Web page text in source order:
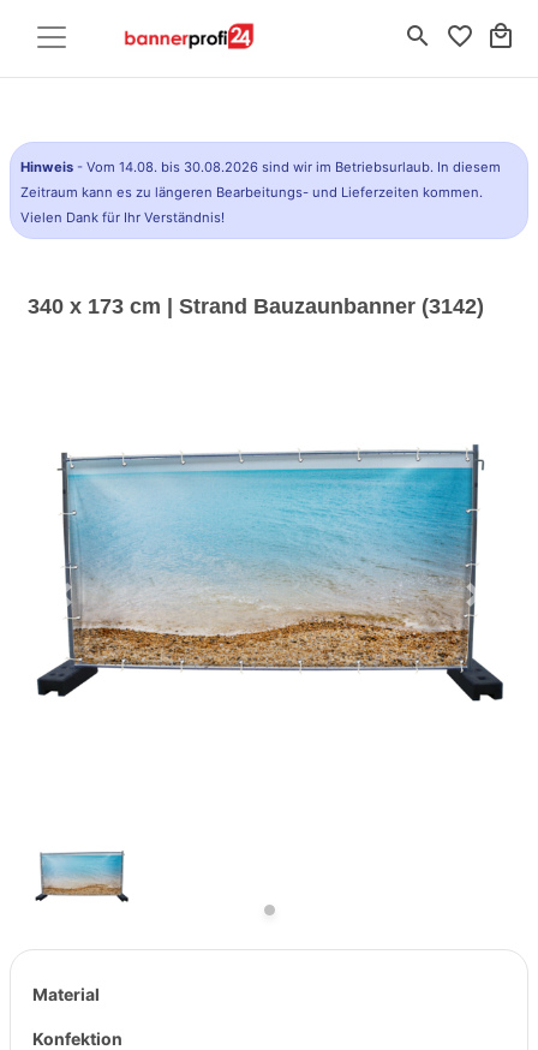
search favorite_border local_mall
Hinweis - Vom 14.08. bis 30.08.2026 sind wir im Betriebsurlaub. In diesem
Zeitraum kann es zu längeren Bearbeitungs- und Lieferzeiten kommen.
Vielen Dank für Ihr Verständnis!
340 x 173 cm | Strand Bauzaunbanner (3142)
Previous Next
Material
Konfektion